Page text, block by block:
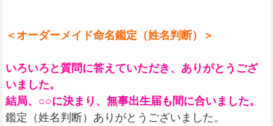
＜オーダーメイド命名鑑定（姓名判断）＞
いろいろと質問に答えていただき、ありがとうござ
いました。
結局、○○に決まり、無事出生届も間に合いました。
鑑定（姓名判断）ありがとうございました。